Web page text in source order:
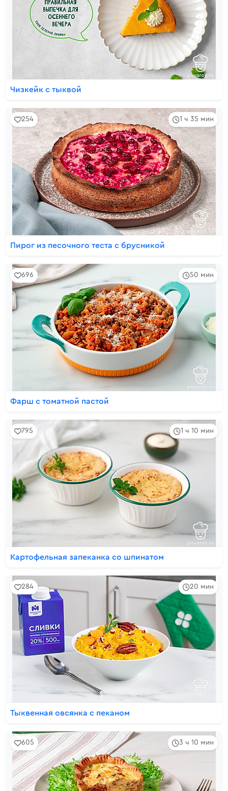
Чизкейк с тыквой
1 ч 35 мин
254
Пирог из песочного теста с брусникой
50 мин
696
Фарш с томатной пастой
1 ч 10 мин
795
Картофельная запеканка со шпинатом
20 мин
284
Тыквенная овсянка с пеканом
3 ч 10 мин
605